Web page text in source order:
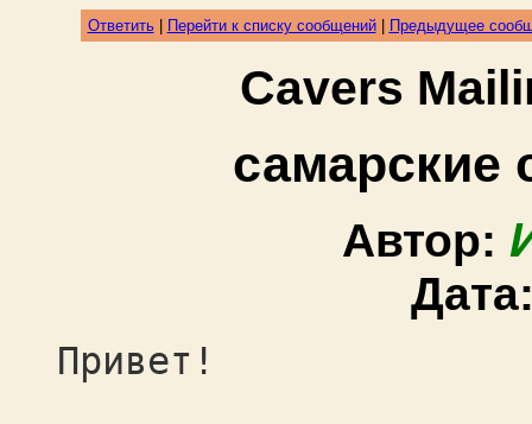
Ответить| Перейти к списку сообщений| Предыдущее
Cavers
самарские
Автор:
Привет!